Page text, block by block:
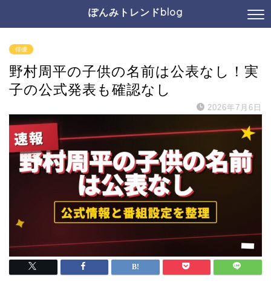
ぽんみトレンドblog
俳優
野村周平の子供の名前は公表なし！実
子の公式発表も確認なし
2026年7月6日